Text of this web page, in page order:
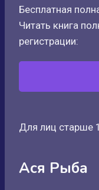
Бесплатная
Читать книга
регистрации:
Для лиц старше
Ася Рыба